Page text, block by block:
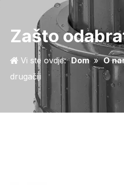
Zašto
Vi ste ovdje: Dom » O
drugačiji